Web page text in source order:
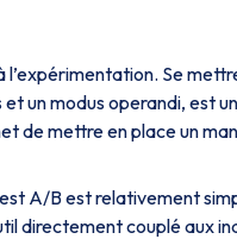
Se
un modus operandi, est
de mettre en place un
A/B est relativement
directement couplé aux